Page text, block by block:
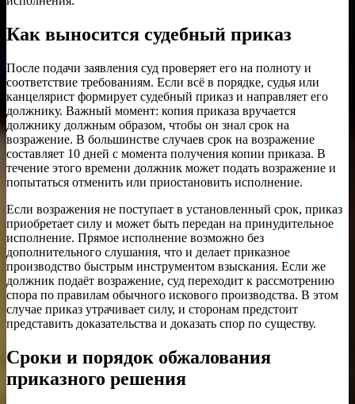
Как выносится судебный приказ
После подачи заявления суд проверяет его на полноту и
соответствие требованиям. Если всё в порядке, судья или
канцелярист формирует судебный приказ и направляет его
должнику. Важный момент: копия приказа вручается
должнику должным образом, чтобы он знал срок на
возражение. В большинстве случаев срок на возражение
составляет 10 дней с момента получения копии приказа. В
течение этого времени должник может подать возражение и
попытаться отменить или приостановить исполнение.
Если возражения не поступает в установленный срок, приказ
приобретает силу и может быть передан на принудительное
исполнение. Прямое исполнение возможно без
дополнительного слушания, что и делает приказное
производство быстрым инструментом взыскания. Если же
должник подаёт возражение, суд переходит к рассмотрению
спора по правилам обычного искового производства. В этом
случае приказ утрачивает силу, и сторонам предстоит
представить доказательства и доказать спор по существу.
Сроки и порядок обжалования
приказного решения